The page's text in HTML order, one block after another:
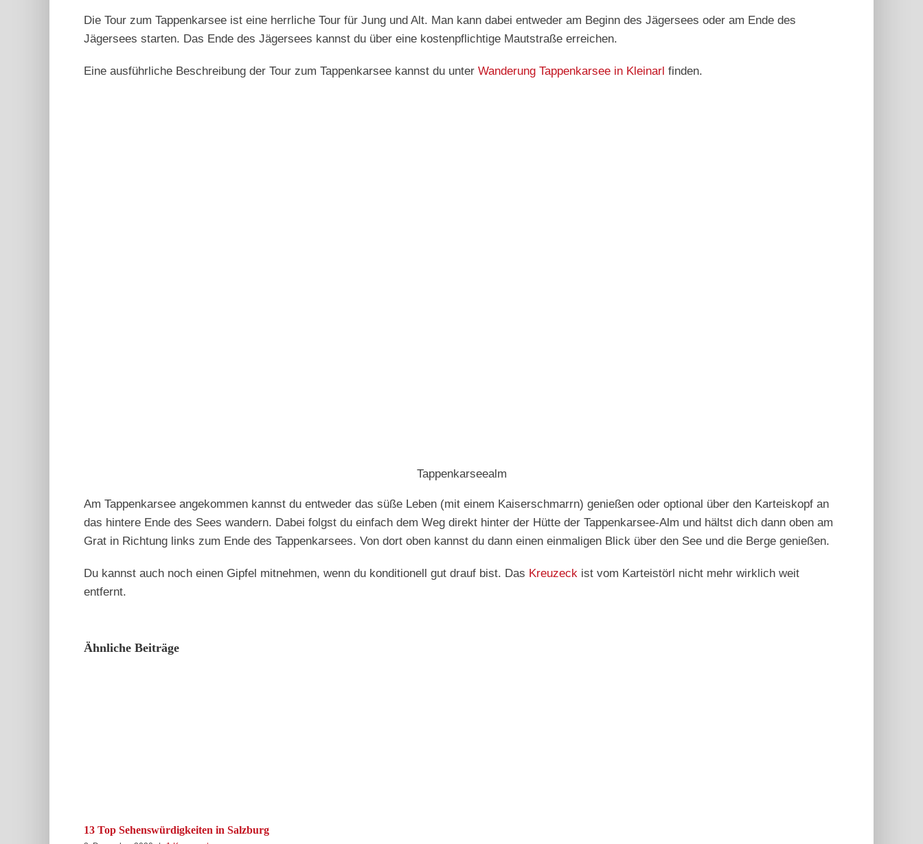
Die Tour zum Tappenkarsee ist eine herrliche Tour für Jung und Alt. Man kann dabei entweder am Beginn des Jägersees oder am Ende des
Jägersees starten. Das Ende des Jägersees kannst du über eine kostenpflichtige Mautstraße erreichen.
Eine ausführliche Beschreibung der Tour zum Tappenkarsee kannst du unter Wanderung Tappenkarsee in Kleinarl finden.
Tappenkarseealm
Am Tappenkarsee angekommen kannst du entweder das süße Leben (mit einem Kaiserschmarrn) genießen oder optional über den Karteiskopf an
das hintere Ende des Sees wandern. Dabei folgst du einfach dem Weg direkt hinter der Hütte der Tappenkarsee-Alm und hältst dich dann oben am
Grat in Richtung links zum Ende des Tappenkarsees. Von dort oben kannst du dann einen einmaligen Blick über den See und die Berge genießen.
Du kannst auch noch einen Gipfel mitnehmen, wenn du konditionell gut drauf bist. Das Kreuzeck ist vom Karteistörl nicht mehr wirklich weit
entfernt.
Ähnliche Beiträge
13 Top Sehenswürdigkeiten in Salzburg